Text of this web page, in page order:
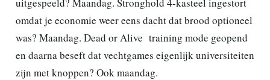
omdat je economie weer eens dacht dat brood optioneel
was? Maandag. Dead or Alive training mode geopend
en daarna beseft dat vechtgames eigenlijk universiteiten
zijn met knoppen? Ook maandag.